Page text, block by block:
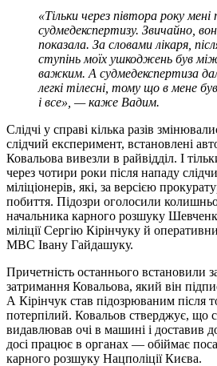
«Тільки через півтора року мені
судмедекспертизу. Звичайно,
показала. За словами лікаря,
ступінь моїх ушкоджень був між
важким. А судмедекспертиза
легкі тілесні, тому що в мене
і все», — каже Вадим.
Слідчі у справі кілька разів
слідчий експеримент, встановлені
Ковальова вивезли в райвідділ. І
через чотири роки після нападу
міліціонерів, які, за версією
побиття. Підозри оголосили
начальника карного розшуку
міліції Сергію Кірінчуку й
МВС Івану Гайдашуку.
Причетність останнього встановили
затримання Ковальова, який він
А Кірінчук став підозрюваним після
потерпілий. Ковальов стверджує, що
видавлював очі в машині і доставив
досі працює в органах — обіймає
карного розшуку Нацполіції Києва.